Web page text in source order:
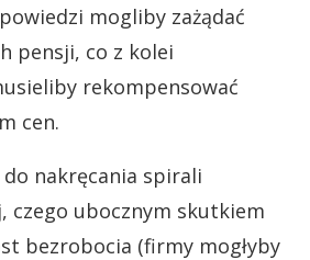
mogliby zażądać
pensji, co z kolei
rekompensować
cen.
nakręcania spirali
czego ubocznym skutkiem
bezrobocia (firmy mogłyby